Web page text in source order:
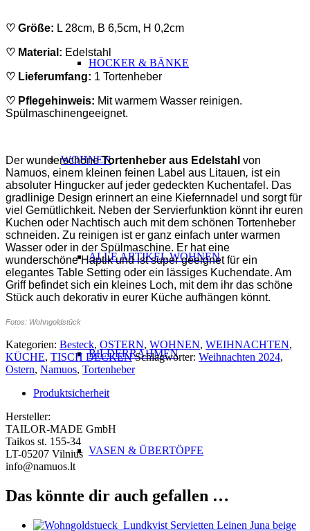
HOCKER & BÄNKE
WOHNEN
ALLE ARTIKEL WOHNEN
BILDERRAHMEN
VASEN & ÜBERTÖPFE
♡ Größe: L 28cm, B 6,5cm, H 0,2cm
♡ Material: Edelstahl
♡ Lieferumfang: 1 Tortenheber
♡ Pflegehinweis: Mit warmem Wasser reinigen.
Spülmaschinengeeignet.
Der wunderschöneTortenheber aus Edelstahl von
Namuos, einem kleinen feinen Label aus Litauen, ist ein
absoluter Hingucker auf jeder gedeckten Kuchentafel. Das
gradlinige Design erinnert an eine Kiefernnadel und sorgt für
viel Gemütlichkeit. Neben der Servierfunktion könnt ihr euren
Kuchen oder Nachtisch auch mit dem schönen Tortenheber
schneiden. Zu reinigen ist er ganz einfach unter warmen
Wasser oder in der Spülmaschine. Er hat eine
wunderschöne Haptik und ist super geeignet für ein
elegantes Table Setting oder ein lässiges Kuchendate. Am
Griff befindet sich ein kleines Loch, mit dem ihr das schöne
Stück auch dekorativ in eurer Küche aufhängen könnt.
Fotos: Wohngoldstück
Kategorien: Besteck, OSTERN, WOHNEN, WEIHNACHTEN,
KÜCHE, TISCH DECKEN Schlagwörter: Weihnachten 2024,
Ostern, Namuos, Tortenheber
Produktsicherheit
Hersteller:
TAILOR-MADE GmbH
Taikos st. 155-34
LT-05207 Vilnius
info@namuos.lt
Das könnte dir auch gefallen …